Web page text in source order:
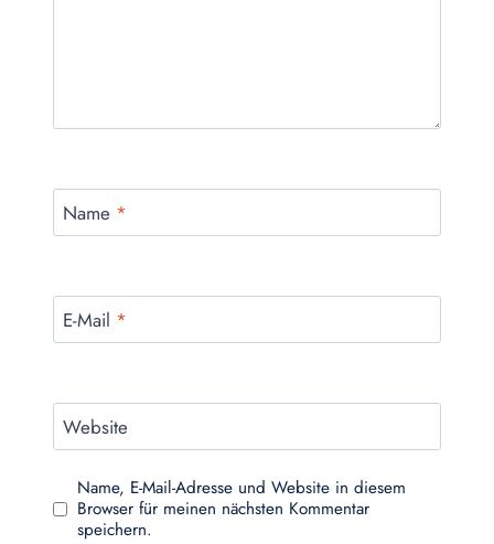
Name *
E-Mail *
Website
Name, E-Mail-Adresse und Website in diesem
Browser für meinen nächsten Kommentar
speichern.